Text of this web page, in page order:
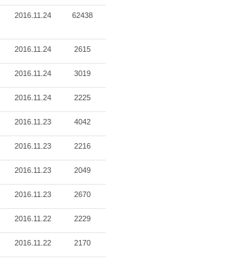
2016.11.24 62438
2016.11.24 2615
2016.11.24 3019
2016.11.24 2225
2016.11.23 4042
2016.11.23 2216
2016.11.23 2049
2016.11.23 2670
2016.11.22 2229
2016.11.22 2170